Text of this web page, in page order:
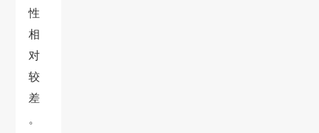
性
相
对
较
差
。